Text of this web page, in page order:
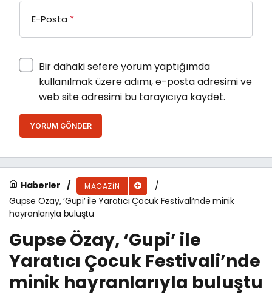
E-Posta *
Bir dahaki sefere yorum yaptığımda
kullanılmak üzere adımı, e-posta adresimi ve
web site adresimi bu tarayıcıya kaydet.
YORUM GÖNDER
Haberler MAGAZIN
Gupse Özay, ‘Gupi’ ile Yaratıcı Çocuk Festivali’nde minik
hayranlarıyla buluştu
Gupse Özay, ‘Gupi’ ile
Yaratıcı Çocuk Festivali’nde
minik hayranlarıyla buluştu